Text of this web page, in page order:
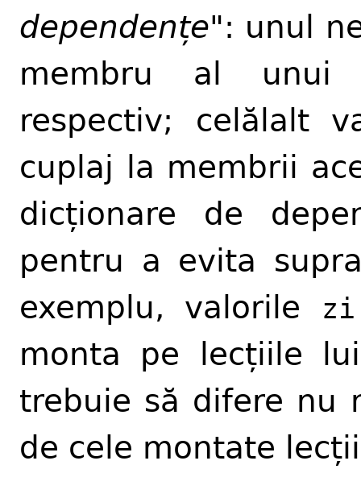
dependențe": unul
membru al unui
respectiv; celălalt
cuplaj la membrii
dicționare de
pentru a evita
exemplu, valorile
monta pe lecțiile
trebuie să difere nu
de cele montate